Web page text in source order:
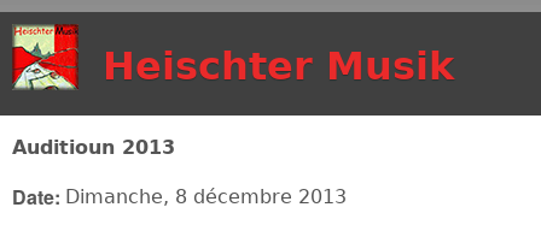
principal
Heischter Musik
Auditioun 2013
Date: Dimanche, 8 décembre 2013